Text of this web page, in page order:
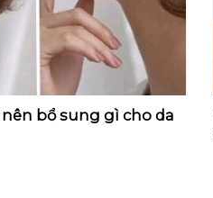
bổ sung gì cho da